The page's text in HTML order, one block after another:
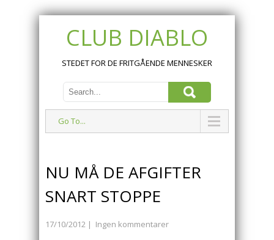
CLUB DIABLO
STEDET FOR DE FRITGÅENDE MENNESKER
Go To...
NU MÅ DE AFGIFTER
SNART STOPPE
17/10/2012 | Ingen kommentarer